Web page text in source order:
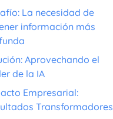
La necesidad de
información más
Aprovechando el
de la IA
Empresarial:
Transformadores